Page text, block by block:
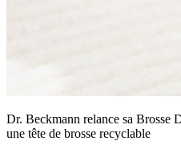
Dr. Beckmann relance sa Brosse
une tête de brosse recyclable